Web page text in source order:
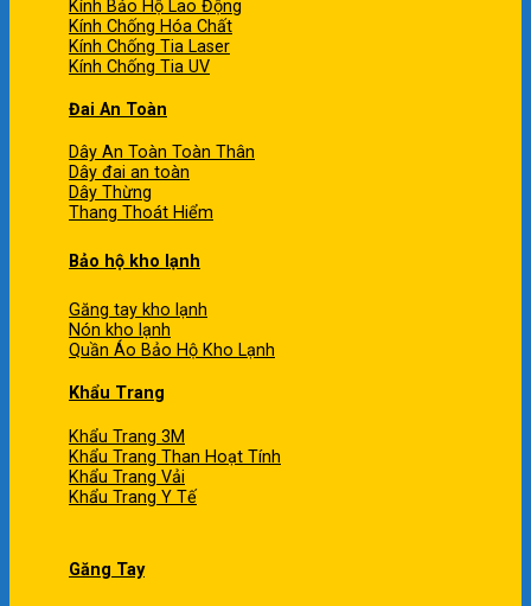
Kính Bảo Hộ Lao Động
Kính Chống Hóa Chất
Kính Chống Tia Laser
Kính Chống Tia UV
Đai An Toàn
Dây An Toàn Toàn Thân
Dây đai an toàn
Dây Thừng
Thang Thoát Hiểm
Bảo hộ kho lạnh
Găng tay kho lạnh
Nón kho lạnh
Quần Áo Bảo Hộ Kho Lạnh
Khẩu Trang
Khẩu Trang 3M
Khẩu Trang Than Hoạt Tính
Khẩu Trang Vải
Khẩu Trang Y Tế
Găng Tay